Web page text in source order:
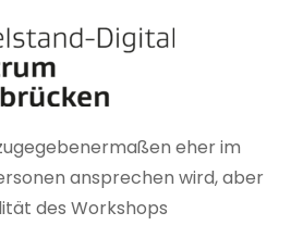
in
Deutschland
eher im
ansprechen wird, aber
des Workshops